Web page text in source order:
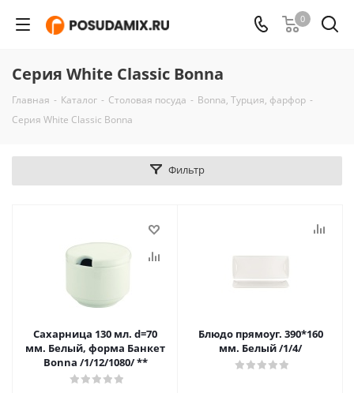
0
Серия White Classic Bonna
Главная - Каталог - Столовая посуда - Bonna, Турция, фарфор -
Серия White Classic Bonna
Фильтр
Сахарница 130 мл. d=70
мм. Белый, форма Банкет
Bonna /1/12/1080/ **
Блюдо прямоуг. 390*160
мм. Белый /1/4/